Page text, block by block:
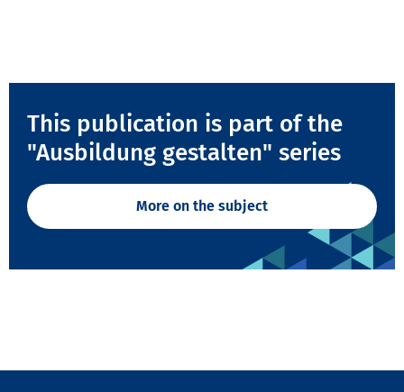
This publication is part of the
"Ausbildung gestalten" series
More on the subject